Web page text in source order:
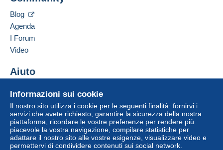
dell'acquirente.
Se le Condizioni di vendita del venditore includono
clausole relative al pagamento, queste sono da
condizioni d'uso
dal ricevimento della richiesta di pagamento del
venditore.
Shipping worldwide: (registred mail).
Informazioni sui cookie
Il nostro sito utilizza i cookie per le seguenti finalità: fornirvi i
servizi che avete richiesto, garantire la sicurezza della nostra
piattaforma, ricordare le vostre preferenze per rendere più
piacevole la vostra navigazione, compilare statistiche per
adattare il nostro sito alle vostre esigenze, visualizzare video e
permettervi di condividere contenuti sui social network.
Blog
Agenda
I Forum
Video
Aiuto
Acquistare su Delcampe
Vendere su Delcampe
Un sito sicuro